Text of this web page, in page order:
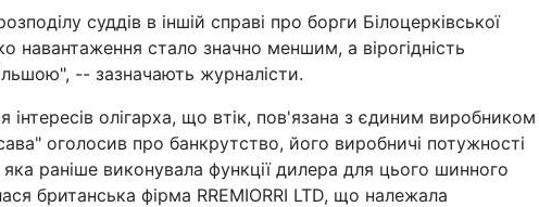
суддів в іншій справі про борги Білоцерківської
навантаження стало значно меншим, а вірогідність
-- зазначають журналісти.
олігарха, що втік, пов'язана з єдиним виробником
оголосив про банкрутство, його виробничі потужності
раніше виконувала функції дилера для цього шинного
британська фірма RREMIORRI LTD, що належала